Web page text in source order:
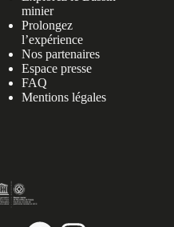
minier
Prolongez
l’expérience
Nos partenaires
Espace presse
FAQ
Mentions légales